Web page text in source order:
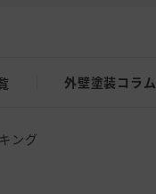
外壁塗装コラム
ング